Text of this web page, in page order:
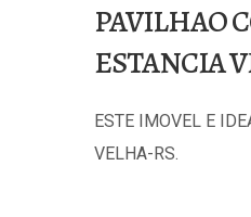
PAVILHAO
ESTANCIA
ESTE IMOVEL E
VELHA-RS.